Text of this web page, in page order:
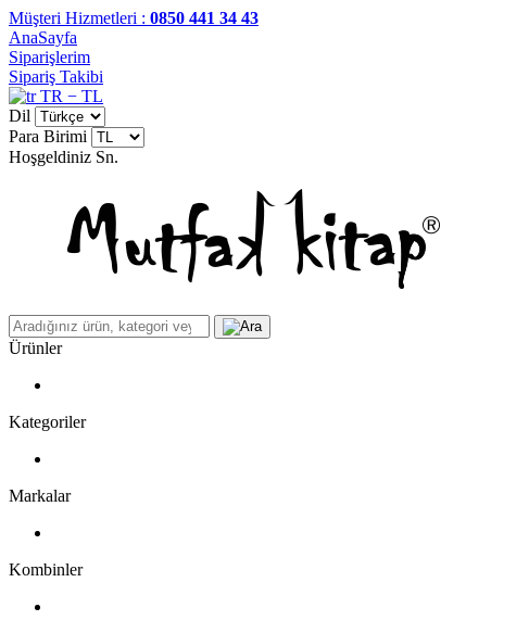
Müşteri Hizmetleri : 0850 441 34 43
AnaSayfa
Siparişlerim
Sipariş Takibi
TR − TL
Dil
Para Birimi
Hoşgeldiniz Sn.
Ürünler
Kategoriler
Markalar
Kombinler